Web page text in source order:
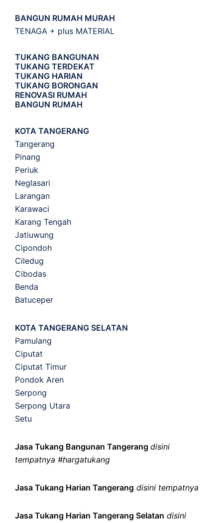
BANGUN RUMAH MURAH
TENAGA + plus MATERIAL
TUKANG BANGUNAN
TUKANG TERDEKAT
TUKANG HARIAN
TUKANG BORONGAN
RENOVASI RUMAH
BANGUN RUMAH
KOTA TANGERANG
Tangerang
Pinang
Periuk
Neglasari
Larangan
Karawaci
Karang Tengah
Jatiuwung
Cipondoh
Ciledug
Cibodas
Benda
Batuceper
KOTA TANGERANG SELATAN
Pamulang
Ciputat
Ciputat Timur
Pondok Aren
Serpong
Serpong Utara
Setu
Jasa Tukang Bangunan Tangerang disini
tempatnya #hargatukang
Jasa Tukang Harian Tangerang disini tempatnya
Jasa Tukang Harian Tangerang Selatan disini